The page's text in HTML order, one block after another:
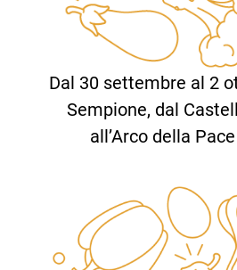
Dal 30 settembre al 2
Sempione, dal
all’Arco della Pace